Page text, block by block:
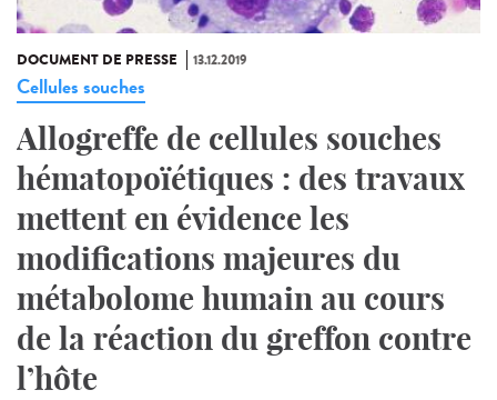
DOCUMENT DE PRESSE 13.12.2019
Cellules souches
Allogreffe de cellules souches
hématopoïétiques : des travaux
mettent en évidence les
modifications majeures du
métabolome humain au cours
de la réaction du greffon contre
l’hôte